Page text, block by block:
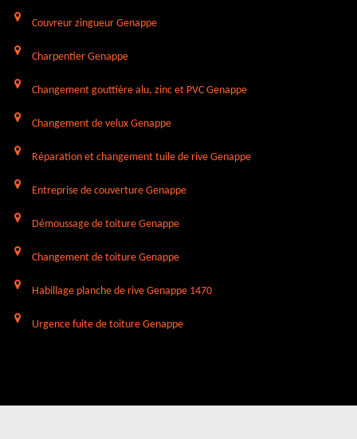
Couvreur zingueur Genappe
Charpentier Genappe
Changement gouttière alu, zinc et PVC Genappe
Changement de velux Genappe
Réparation et changement tuile de rive Genappe
Entreprise de couverture Genappe
Démoussage de toiture Genappe
Changement de toiture Genappe
Habillage planche de rive Genappe 1470
Urgence fuite de toiture Genappe